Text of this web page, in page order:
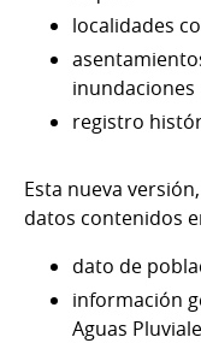
localidades
inundaciones
registro
Esta nueva
datos contenidos
dato de
información
Aguas